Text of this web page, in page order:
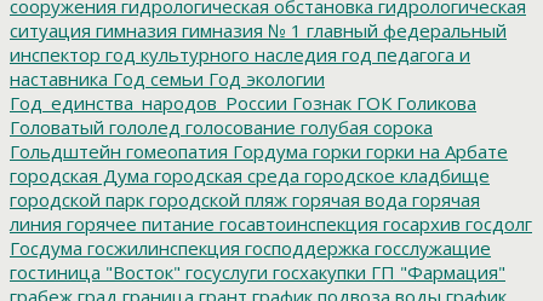
сооружения гидрологическая обстановка гидрологическая
ситуация гимназия гимназия № 1 главный федеральный
инспектор год культурного наследия год педагога и
наставника Год семьи Год экологии
Год_единства_народов_России Гознак ГОК Голикова
Головатый гололед голосование голубая сорока
Гольдштейн гомеопатия Гордума горки горки на Арбате
городская Дума городская среда городское кладбище
городской парк городской пляж горячая вода горячая
линия горячее питание госавтоинспекция госархив госдолг
Госдума госжилинспекция господдержка госслужащие
гостиница "Восток" госуслуги госхакупки ГП "Фармация"
грабеж град граница грант график подвоза воды график